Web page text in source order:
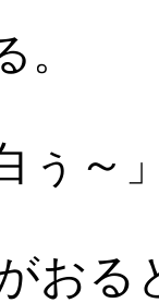
ぅ～
おる